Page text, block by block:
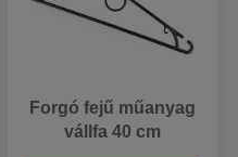
Forgó fejű műanyag
vállfa 40 cm